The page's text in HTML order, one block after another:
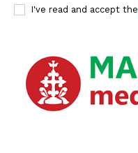
I've read and accept the